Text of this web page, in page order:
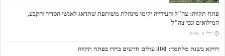
פתח תקווה: צה"ל והעירייה יקימו מינהלת משותפת שתדאג לאנשי הסדיר והקבע,
המילואים ונכי צה"ל
יולי 9, 2026
דווקא בשנת מלחמה: 300 עולים חדשים בחרו בפתח תקווה